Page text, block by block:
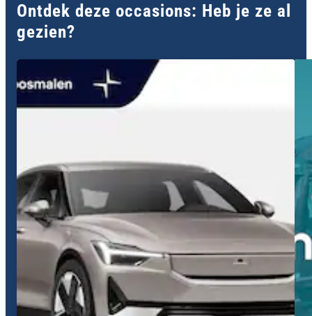
Ontdek deze occasions: Heb je ze al
gezien?